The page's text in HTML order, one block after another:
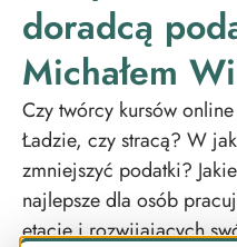
doradcą
Michałem
Czy twórcy kursów
Ładzie, czy stracą? W
zmniejszyć podatki?
najlepsze dla osób
etacie i rozwijających